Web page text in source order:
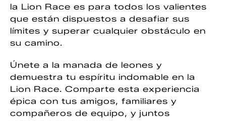
la Lion Race es para todos los valientes
que están dispuestos a desafiar sus
límites y superar cualquier obstáculo en
su camino.
Únete a la manada de leones y
demuestra tu espíritu indomable en la
Lion Race. Comparte esta experiencia
épica con tus amigos, familiares y
compañeros de equipo, y juntos